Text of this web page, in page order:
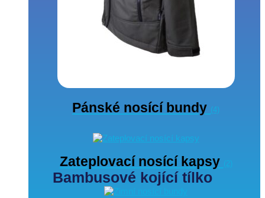
Pánské nosící bundy (4)
Zateplovací nosící kapsy (2)
Bambusové kojící tílko